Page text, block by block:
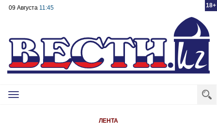
18+
09 Августа 11:45
Toggle
ЛЕНТА